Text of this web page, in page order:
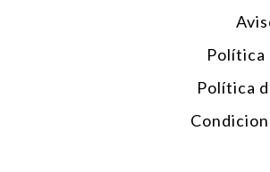
Política
Política